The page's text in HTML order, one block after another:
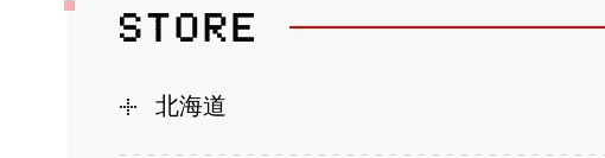
北海道